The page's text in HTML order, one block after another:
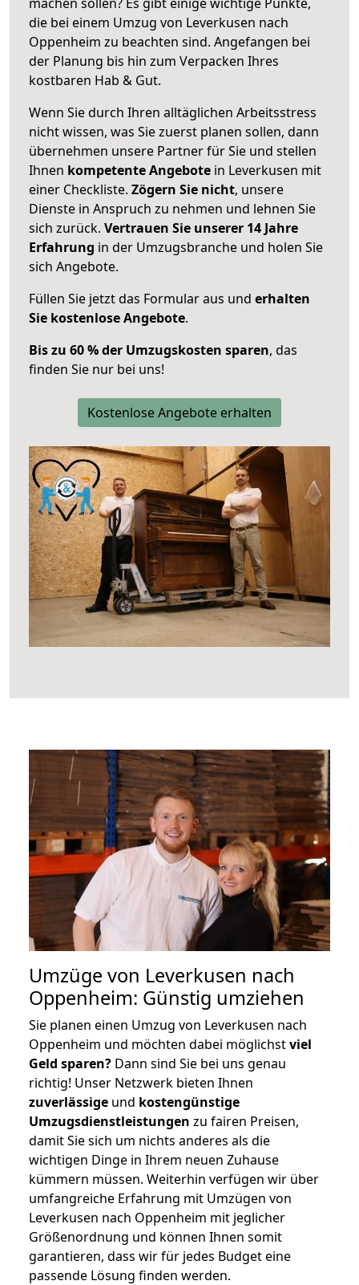
die bei einem Umzug von Leverkusen nach
Oppenheim zu beachten sind. Angefangen bei
der Planung bis hin zum Verpacken Ihres
kostbaren Hab & Gut.
Wenn Sie durch Ihren alltäglichen Arbeitsstress
nicht wissen, was Sie zuerst planen sollen, dann
übernehmen unsere Partner für Sie und stellen
Ihnen kompetente Angebote in Leverkusen mit
einer Checkliste. Zögern Sie nicht, unsere
Dienste in Anspruch zu nehmen und lehnen Sie
sich zurück. Vertrauen Sie unserer 14 Jahre
Erfahrung in der Umzugsbranche und holen Sie
sich Angebote.
Füllen Sie jetzt das Formular aus und erhalten
Sie kostenlose Angebote.
Bis zu 60 % der Umzugskosten sparen, das
finden Sie nur bei uns!
Kostenlose Angebote erhalten
Umzüge von Leverkusen nach
Oppenheim: Günstig umziehen
Sie planen einen Umzug von Leverkusen nach
Oppenheim und möchten dabei möglichstviel
Geld sparen? Dann sind Sie bei uns genau
richtig! Unser Netzwerk bieten Ihnen
zuverlässige und kostengünstige
Umzugsdienstleistungen zu fairen Preisen,
damit Sie sich um nichts anderes als die
wichtigen Dinge in Ihrem neuen Zuhause
kümmern müssen. Weiterhin verfügen wir über
umfangreiche Erfahrung mit Umzügen von
Leverkusen nach Oppenheim mit jeglicher
Größenordnung und können Ihnen somit
garantieren, dass wir für jedes Budget eine
passende Lösung finden werden.